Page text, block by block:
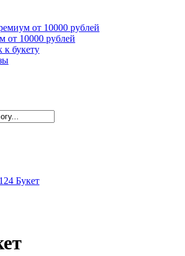
от 10000 рублей
от 10000 рублей
к букету